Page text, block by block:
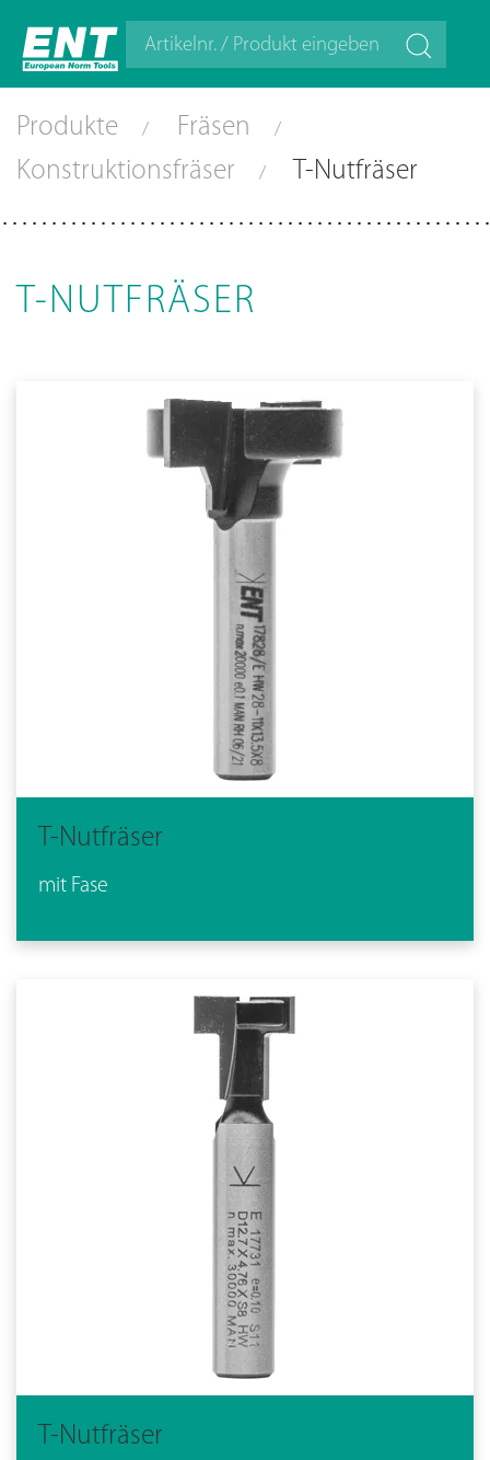
Produkte
Fräsen
Konstruktionsfräser
T-Nutfräser
T-NUTFRÄSER
T-Nutfräser
mit Fase
T-Nutfräser